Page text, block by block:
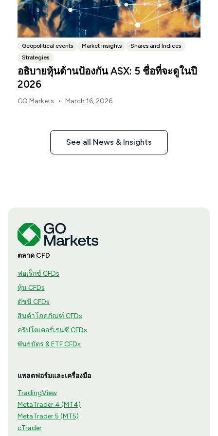
Geopolitical events Market insights
Shares and Indices
Strategies
อธิบายหุ้นด้านป้องกัน ASX: 5 ชื่อที่จะดูในปี
2026
GO Markets • March 16, 2026
See all News & Insights
ตลาด CFD
ฟอเร็กซ์ CFDs
หุ้น CFDs
ดัชนี CFDs
สินค้าโภคภัณฑ์ CFDs
คริปโตเคอร์เรนซี CFDs
พันธบัตร & ETF CFDs
แพลตฟอร์มและเครื่องมือ
TradingView
MetaTrader 4 (MT4)
MetaTrader 5 (MT5)
cTrader